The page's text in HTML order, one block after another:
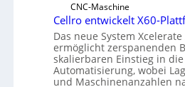
l
a
s
t
s
CNC-Maschine
Cellro entwickelt X60-
Das neue System Xcelerate
ermöglicht zerspanenden
skalierbaren Einstieg in die
Automatisierung, wobei
und Maschinenanzahlen